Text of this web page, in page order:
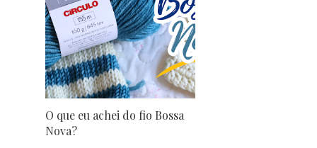
O que eu achei do fio Bossa
Nova?